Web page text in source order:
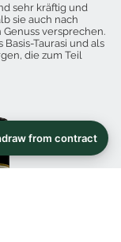
sehr kräftig und
sie auch nach
versprechen.
Taurasi und als
die zum Teil